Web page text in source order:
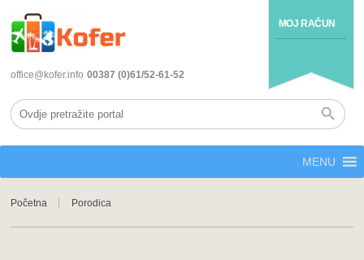
MOJ RAČUN
office@kofer.info 00387 (0)61/52-61-52
MENU
Početna Porodica